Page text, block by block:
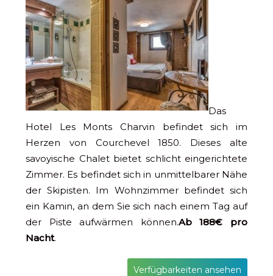
Das
Hotel Les Monts Charvin befindet sich im
Herzen von Courchevel 1850. Dieses alte
savoyische Chalet bietet schlicht eingerichtete
Zimmer. Es befindet sich in unmittelbarer Nähe
der Skipisten. Im Wohnzimmer befindet sich
ein Kamin, an dem Sie sich nach einem Tag auf
der Piste aufwärmen können.Ab 188€ pro
Nacht.
Verfügbarkeiten ansehen